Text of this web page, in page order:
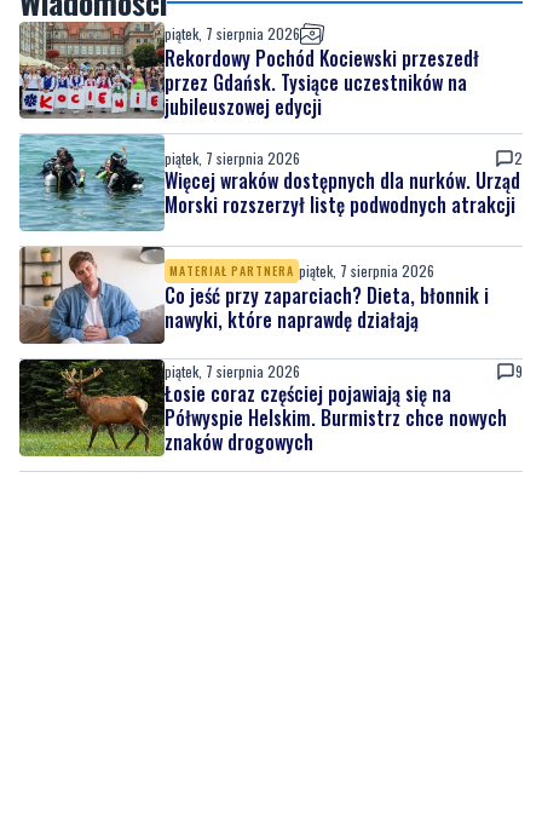
Co jeść przy zaparciach? Dieta, błonnik i nawyki,
które naprawdę działają
Wiadomości
piątek, 7 sierpnia 2026
Rekordowy Pochód Kociewski przeszedł
przez Gdańsk. Tysiące uczestników na
jubileuszowej edycji
piątek, 7 sierpnia 2026 2
Więcej wraków dostępnych dla nurków. Urząd
Morski rozszerzył listę podwodnych atrakcji
MATERIAŁ PARTNERA piątek, 7 sierpnia 2026
Co jeść przy zaparciach? Dieta, błonnik i
nawyki, które naprawdę działają
piątek, 7 sierpnia 2026
Łosie coraz częściej pojawiają się na